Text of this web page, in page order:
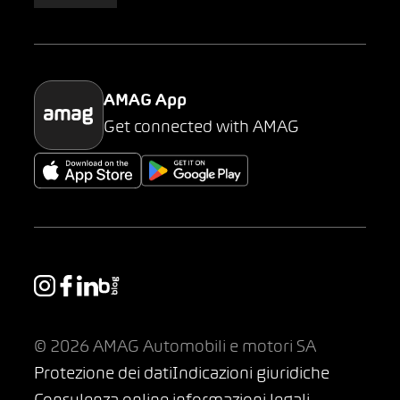
Parking
AMAG App
Get connected with AMAG
© 2026 AMAG Automobili e motori SA
Protezione dei datiIndicazioni giuridiche